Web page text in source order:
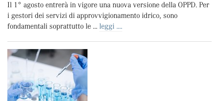
Il 1° agosto entrerà in vigore una nuova versione della OPPD. Per
i gestori dei servizi di approvvigionamento idrico, sono
fondamentali soprattutto le ... leggi ....